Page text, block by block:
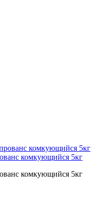
комкующийся 5кг
комкующийся 5кг